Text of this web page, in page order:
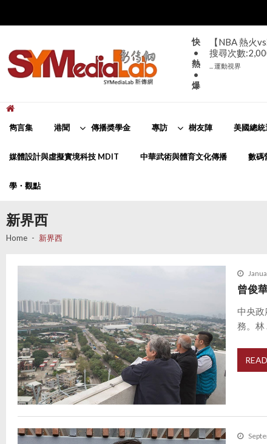
navigation
content
快
•
熱
•
爆
【NBA 熱火
搜尋次數
... 運動視界
雋言集 港聞 傳播奬學金 專訪 樹友陣 美國總
媒體設計與虛擬實境科技 MDIT 中華武術與體育文化傳播 數碼
學・觀點
新界西
Home 新界西
曾俊
中央政
務。林